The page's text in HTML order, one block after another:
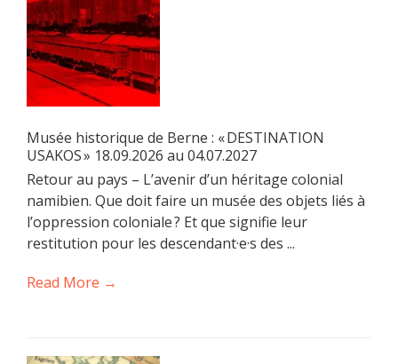
Musée historique de Berne : « DESTINATION
USAKOS » 18.09.2026 au 04.07.2027
Retour au pays – L’avenir d’un héritage colonial
namibien. Que doit faire un musée des objets liés à
l’oppression coloniale ? Et que signifie leur
restitution pour les descendant·e·s des ...
Read More →